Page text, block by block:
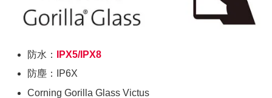
防水：
IPX5/IPX8
防塵：IP6X
Corning Gorilla Glass Victus